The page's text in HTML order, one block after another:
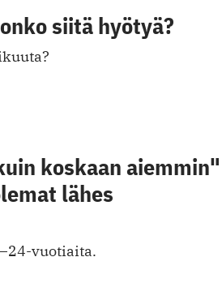
siitä hyötyä?
koskaan aiemmin"
lähes
vuotiaita.